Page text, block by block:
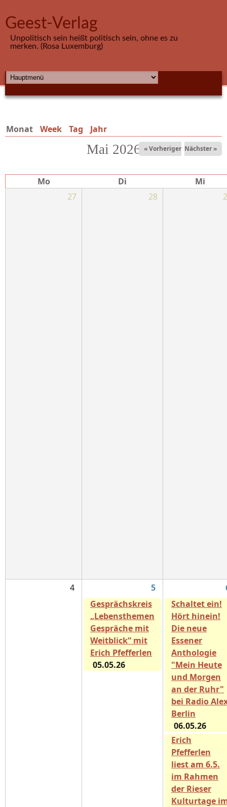
Geest-Verlag
Unpolitisch sein heißt politisch sein, ohne es zu
merken. (Rosa Luxemburg)
HAUPTMENÜ
Monat (aktiver Reiter)
Week Tag Jahr
Mai 2026 « Vorheriger Nächster »
Mo Di
Mi
27
28
4 5
Gesprächskreis
„Lebensthemen
Gespräche mit
Weitblick“ mit
Erich Pfefferlen
05.05.26
Schaltet ein!
Hört hinein!
Die neue
Essener
Anthologie
"Mein Heute
und Morgen
an der Ruhr"
bei Radio
Berlin
06.05.26
Erich
Pfefferlen
liest am 6.5.
im Rahmen
der Rieser
Kulturtage